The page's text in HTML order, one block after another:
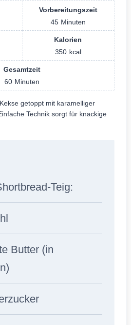
Vorbereitungszeit
45 Minuten
Kalorien
350 kcal
Gesamtzeit
60 Minuten
getoppt mit karamelliger
Technik sorgt für knackige
Teig:
Butter (in